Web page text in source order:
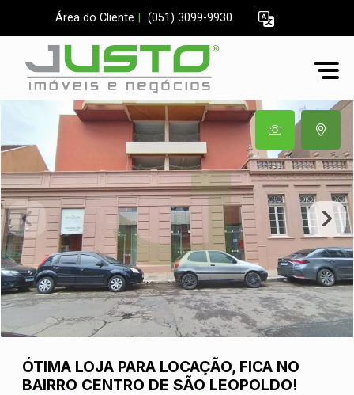
Área do Cliente (051) 3099-9930
ÓTIMA LOJA PARA LOCAÇÃO, FICA NO
BAIRRO CENTRO DE SÃO LEOPOLDO!